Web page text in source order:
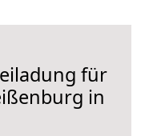
für
in